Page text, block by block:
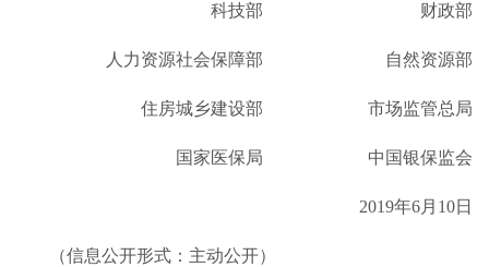
科技部 财政部
人力资源社会保障部 自然资源部
住房城乡建设部 市场监管总局
国家医保局 中国银保监会
2019年6月10日
（信息公开形式：主动公开）